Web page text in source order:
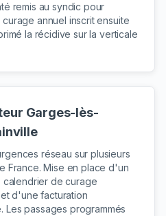
remis au syndic pour
annuel inscrit ensuite
la récidive sur la verticale
Garges-lès-
réseau sur plusieurs
France. Mise en place d'un
de curage
d'une facturation
passages programmés